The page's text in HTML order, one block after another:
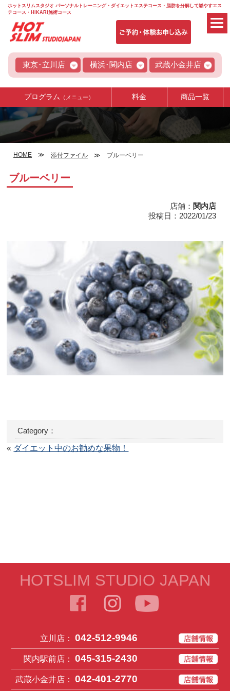
ホットスリムスタジオ パーソナルトレーニング・ダイエットエステコース・脂肪を分解して燃やすエス
テコース・HIKARI施術コース
東京･立川店 横浜･関内店 武蔵小金井店
プログラム （メニュー） 料金 商品一覧
HOME 添付ファイル ブルーベリー
ブルーベリー
店舗： 関内店
投稿日：2022/01/23
Category：
« ダイエット中のお勧めな果物！
HOTSLIM STUDIO JAPAN
立川店： 042-512-9946
関内駅前店： 045-315-2430
武蔵小金井店： 042-401-2770